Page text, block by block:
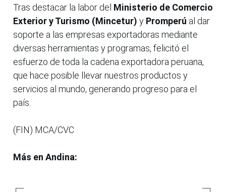
Tras destacar la labor del Ministerio de Comercio
Exterior y Turismo (Mincetur) y Promperú al dar
soporte a las empresas exportadoras mediante
diversas herramientas y programas, felicitó el
esfuerzo de toda la cadena exportadora peruana,
que hace posible llevar nuestros productos y
servicios al mundo, generando progreso para el
país.
(FIN) MCA/CVC
Más en Andina: